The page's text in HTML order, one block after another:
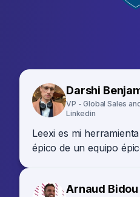
Darshi
VP - Global Sales
Linkedin
Leexi es mi
épico de un equipo
Arnaud Bidou